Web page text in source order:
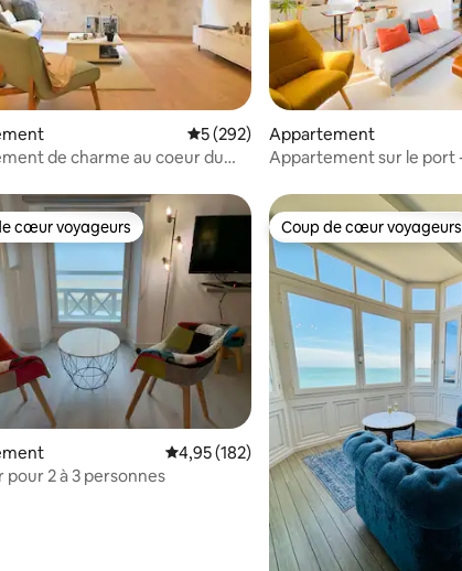
la base de 142 commentaires : 4,86 sur 5
Évaluation moyenne sur la base de
5 (292)
de charme au coeur du
Appartement
Appartement sur le port
la base de 318 commentaires : 4,86 sur 5
cœur voyageurs
cœur voyageurs
Évaluation moyenne sur la base de 182
4,95 (182)
pour 2 à 3 personnes
Coup de cœur voyageurs
Coup de cœur voyageurs